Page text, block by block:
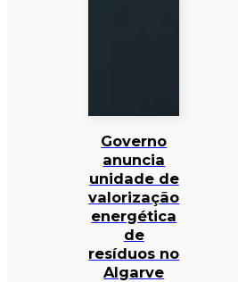
Governo
anuncia
unidade de
valorização
energética
de
resíduos no
Algarve